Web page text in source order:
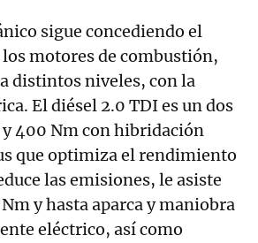
sigue concediendo el
motores de combustión,
distintos niveles, con la
El diésel 2.0 TDI es un dos
400 Nm con hibridación
que optimiza el rendimiento
las emisiones, le asiste
y hasta aparca y maniobra
eléctrico, así como